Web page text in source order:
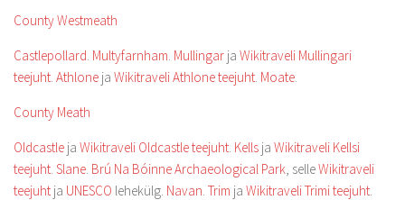
County Westmeath
Castlepollard. Multyfarnham. Mullingar ja Wikitraveli Mullingari
teejuht. Athlone ja Wikitraveli Athlone teejuht. Moate.
County Meath
Oldcastle ja Wikitraveli Oldcastle teejuht. Kells ja Wikitraveli Kellsi
teejuht. Slane. Brú Na Bóinne Archaeological Park, selleWikitraveli
teejuht ja UNESCO lehekülg. Navan. Trim ja Wikitraveli Trimi teejuht.